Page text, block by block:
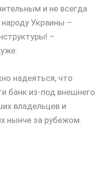
и не всегда
Украины –
–
надеяться, что
банк из-под внешнего
владельцев и
нынче за рубежом.